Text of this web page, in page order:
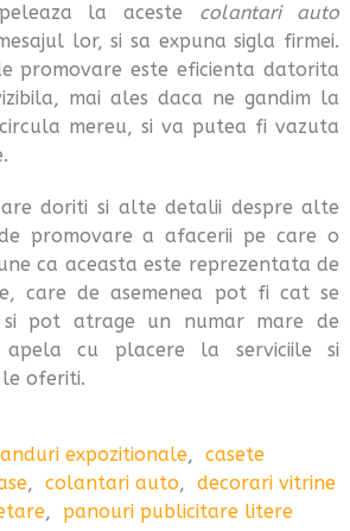
la aceste colantari auto
lor, si sa expuna sigla firmei.
promovare este eficienta datorita
mai ales daca ne gandim la
mereu, si va putea fi vazuta
doriti si alte detalii despre alte
promovare a afacerii pe care o
ca aceasta este reprezentata de
care de asemenea pot fi cat se
pot atrage un numar mare de
cu placere la serviciile si
oferiti.
expozitionale, casete
, colantari auto, decorari vitrine
,
panouri publicitare litere